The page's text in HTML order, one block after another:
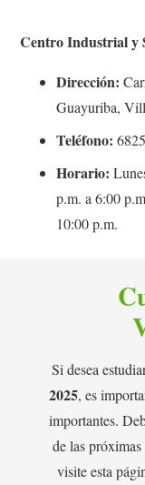
Centro Industrial y
Dirección:
Guayuriba,
Teléfono:
Horario:
p.m. a 6:00
10:00 p.m.
Si desea
2025, es
importantes.
de las
visite esta